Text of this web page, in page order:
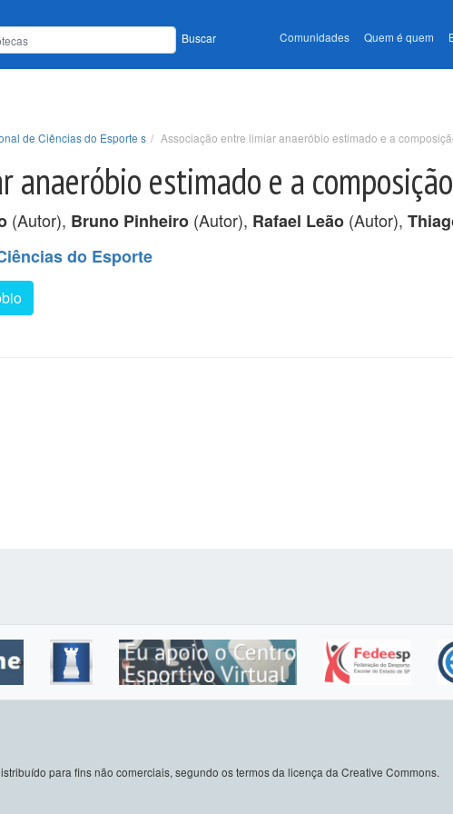
Buscar Comunidades Quem é quem
de Ciências do Esporte s Associação entre limiar anaeróbio estimado e a
anaeróbio estimado e a
(Autor), Bruno Pinheiro (Autor), Rafael Leão (Autor),
do Esporte
para fins não comerciais, segundo os termos da licença da Creative Commons.